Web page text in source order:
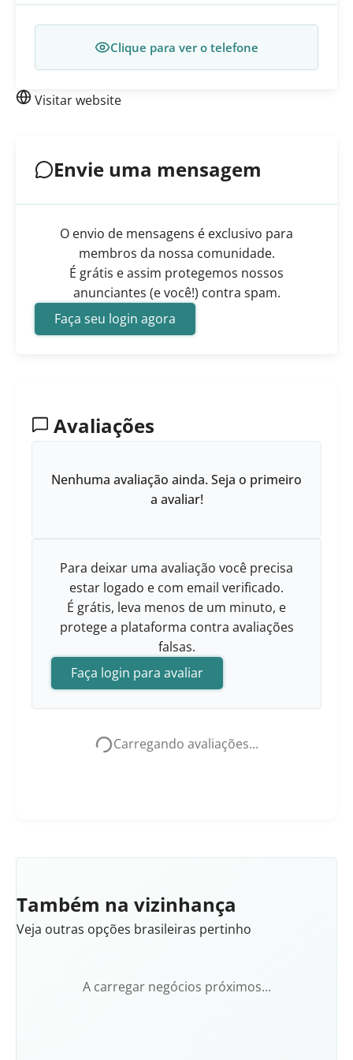
Clique para ver o telefone
Visitar website
Envie uma mensagem
O envio de mensagens é exclusivo para
membros da nossa comunidade.
É grátis e assim protegemos nossos
anunciantes (e você!) contra spam.
Faça seu login agora
Avaliações
Nenhuma avaliação ainda. Seja o primeiro
a avaliar!
Para deixar uma avaliação você precisa
estar logado e com email verificado.
É grátis, leva menos de um minuto, e
protege a plataforma contra avaliações
falsas.
Faça login para avaliar
Carregando avaliações...
Também na vizinhança
Veja outras opções brasileiras pertinho
A carregar negócios próximos...